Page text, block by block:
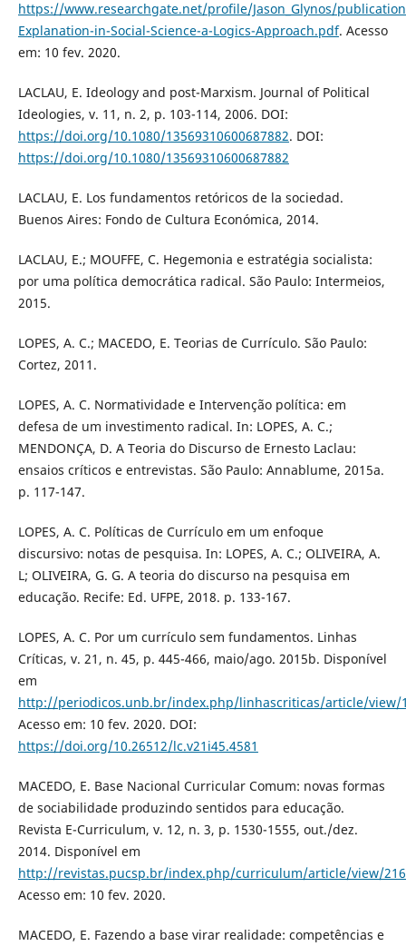
https://www.researchgate.net/profile/Jason_Glynos/
Explanation-in-Social-Science-a-Logics-Approach.pdf. Acesso
em: 10 fev. 2020.
LACLAU, E. Ideology and post-Marxism. Journal of Political
Ideologies, v. 11, n. 2, p. 103-114, 2006. DOI:
https://doi.org/10.1080/13569310600687882. DOI:
https://doi.org/10.1080/13569310600687882
LACLAU, E. Los fundamentos retóricos de la sociedad.
Buenos Aires: Fondo de Cultura Económica, 2014.
LACLAU, E.; MOUFFE, C. Hegemonia e estratégia socialista:
por uma política democrática radical. São Paulo: Intermeios,
2015.
LOPES, A. C.; MACEDO, E. Teorias de Currículo. São Paulo:
Cortez, 2011.
LOPES, A. C. Normatividade e Intervenção política: em
defesa de um investimento radical. In: LOPES, A. C.;
MENDONÇA, D. A Teoria do Discurso de Ernesto Laclau:
ensaios críticos e entrevistas. São Paulo: Annablume, 2015a.
p. 117-147.
LOPES, A. C. Políticas de Currículo em um enfoque
discursivo: notas de pesquisa. In: LOPES, A. C.; OLIVEIRA, A.
L; OLIVEIRA, G. G. A teoria do discurso na pesquisa em
educação. Recife: Ed. UFPE, 2018. p. 133-167.
LOPES, A. C. Por um currículo sem fundamentos. Linhas
Críticas, v. 21, n. 45, p. 445-466, maio/ago. 2015b. Disponível
em
http://periodicos.unb.br/index.php/linhascriticas/article/view/
Acesso em: 10 fev. 2020. DOI:
https://doi.org/10.26512/lc.v21i45.4581
MACEDO, E. Base Nacional Curricular Comum: novas formas
de sociabilidade produzindo sentidos para educação.
Revista E-Curriculum, v. 12, n. 3, p. 1530-1555, out./dez.
2014. Disponível em
http://revistas.pucsp.br/index.php/curriculum/article/view/
Acesso em: 10 fev. 2020.
MACEDO, E. Fazendo a base virar realidade: competências e